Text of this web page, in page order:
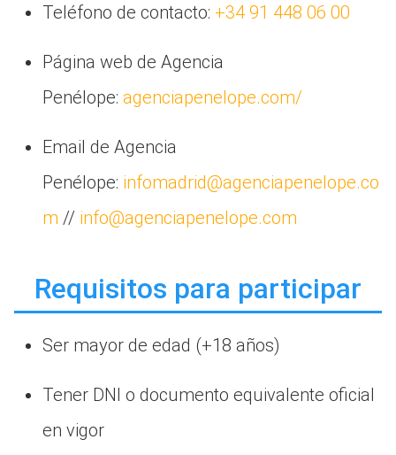
Teléfono de contacto: +34 91 448 06 00
Página web de Agencia
Penélope: agenciapenelope.com/
Email de Agencia
Penélope: infomadrid@agenciapenelope.co
m // info@agenciapenelope.com
Requisitos para participar
Ser mayor de edad (+18 años)
Tener DNI o documento equivalente oficial
en vigor